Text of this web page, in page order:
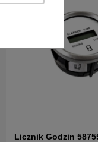
Licznik Godzin